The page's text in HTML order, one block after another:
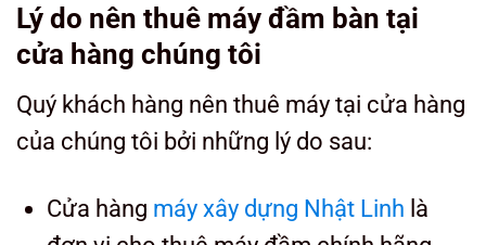
Lý do nên thuê máy đầm bàn tại
cửa hàng chúng tôi
Quý khách hàng nên thuê máy tại cửa hàng
của chúng tôi bởi những lý do sau:
Cửa hàng máy xây dựng Nhật Linh là